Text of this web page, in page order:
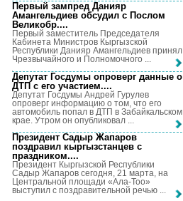
Первый зампред Данияр
Амангельдиев обсудил с Послом
Великобр....
Первый заместитель Председателя
Кабинета Министров Кыргызской
Республики Данияр Амангельдиев принял
Чрезвычайного и Полномочного ...
Депутат Госдумы опроверг данные о
ДТП с его участием....
Депутат Госдумы Андрей Гурулев
опроверг информацию о том, что его
автомобиль попал в ДТП в Забайкальском
крае. Утром он опубликовал ...
Президент Садыр Жапаров
поздравил кыргызстанцев с
праздником....
Президент Кыргызской Республики
Садыр Жапаров сегодня, 21 марта, на
Центральной площади «Ала-Тоо»
выступил с поздравительной речью ...